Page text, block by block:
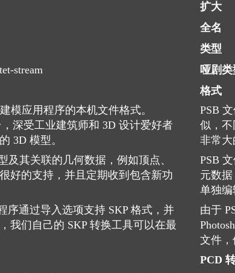
stream
模应用程序的本机文件格式。
深受工业建筑师和 3D 设计爱好者
3D 模型。
及其关联的几何数据，例如顶点、
好的支持，并且定期收到包含新功
序通过导入选项支持 SKP 格式，并
我们自己的 SKP 转换工具可以在最
扩大
全名
类型
哑剧类
格式
PSB
似，不
非常大
PSB
元数
单独编
由于
文件，
PCD